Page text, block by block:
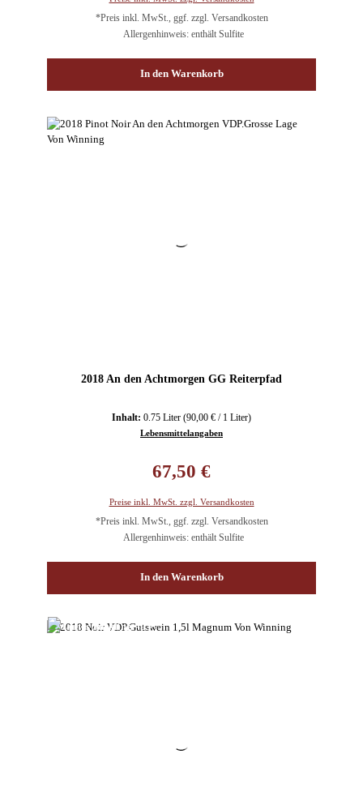
*Preis inkl. MwSt., ggf. zzgl. Versandkosten
Allergenhinweis: enthält Sulfite
In den Warenkorb
2018 An den Achtmorgen GG Reiterpfad
Inhalt: 0.75 Liter (90,00 € / 1 Liter)
Lebensmittelangaben
67,50 €
Preise inkl. MwSt. zzgl. Versandkosten
*Preis inkl. MwSt., ggf. zzgl. Versandkosten
Allergenhinweis: enthält Sulfite
In den Warenkorb